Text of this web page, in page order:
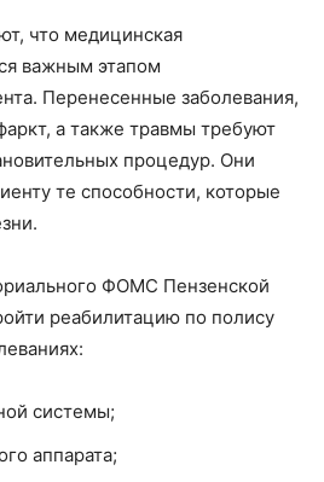
что медицинская
важным этапом
Перенесенные заболевания,
а также травмы требуют
процедур. Они
те способности, которые
ФОМС Пензенской
реабилитацию по полису
системы;
аппарата;